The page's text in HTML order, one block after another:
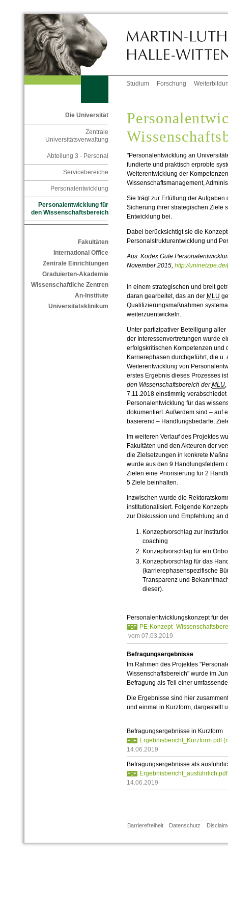
Studium Forschung
Die Universität
Zentrale
Universitätsverwaltung
Abteilung 3 - Personal
Servicebereiche
Personalentwicklung
Personalentwicklung für
den Wissenschaftsbereich
Fakultäten
International Office
Zentrale Einrichtungen
Graduierten-Akademie
Wissenschaftliche Zentren
An-Institute
Universitätsklinikum
"Personalentwicklung an
fundierte und praktisch erprobte
Weiterentwicklung der
Wissenschaftsmanagement,
Sie trägt zur Erfüllung der
Sicherung ihrer strategischen Ziele
Entwicklung bei.
Dabei berücksichtigt sie die
Personalstrukturentwicklung und
Aus: Kodex Gute
November 2015, http://
In einem strategischen und breit
daran gearbeitet, das an der MLU
Qualifizierungsmaßnahmen
weiterzuentwickeln.
Unter partizipativer Beteiligung
der Interessenvertretungen wurde
erfolgskritischen Kompetenzen
Karrierephasen durchgeführt, die
Weiterentwicklung von
erstes Ergebnis dieses Prozesses
den Wissenschaftsbereich derMLU,
7.11.2018 einstimmig
Personalentwicklung für das
dokumentiert. Außerdem sind – auf
basierend – Handlungsbedarfe,
Im weiteren Verlauf des Projektes
Fakultäten und den Akteuren der
die Zielsetzungen in konkrete
wurde aus den 9 Handlungsfeldern
Zielen eine Priorisierung für 2
5 Ziele beinhalten.
Inzwischen wurde die
institutionalisiert. Folgende
zur Diskussion und Empfehlung an
Konzeptvorschlag zur
coaching
Konzeptvorschlag für ein
Konzeptvorschlag für das
(karrierephasenspezifische
Transparenz und
dieser).
Personalentwicklungskonzept für
PE-
vom 07.03.2019
Befragungsergebnisse
Im Rahmen des Projektes
Wissenschaftsbereich" wurde im
Befragung als Teil einer
Die Ergebnisse sind hier
und einmal in Kurzform, dargestellt
Befragungsergebnisse in Kurzform
Ergebnisbericht_Kurzform.pdf
14.06.2019
Befragungsergebnisse als
14.06.2019
Barrierefreiheit Datenschutz